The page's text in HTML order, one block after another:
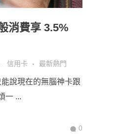
消費享 3.5%
信用卡 最新熱門
說現在的無腦神卡跟
一 ...
0